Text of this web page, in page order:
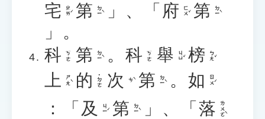
宅 ㄓㄞˊ 第 ㄉㄧˋ 」、「 府 ㄈㄨˇ 第 ㄉㄧˋ
」。
科 ㄎㄜ 第 ㄉㄧˋ 。 科 ㄎㄜ 舉 ㄐㄩˇ 榜 ㄅㄤˇ
上 ㄕㄤˋ 的 ˙ㄉㄜ 次 ㄘˋ 第 ㄉㄧˋ 。 如 ㄖㄨˊ
：「 及 ㄐㄧˊ 第 ㄉㄧˋ 」、「 落 ㄌㄨㄛˋ